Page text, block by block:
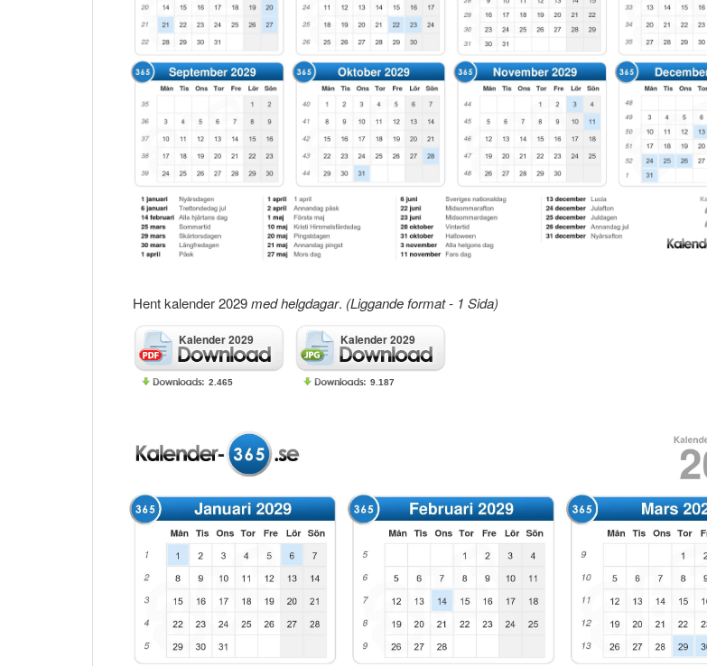
Hent kalender 2029med helgdagar. (Liggande format - 1 Sida)
Kalender 2029
2.465
Kalender 2029
9.187